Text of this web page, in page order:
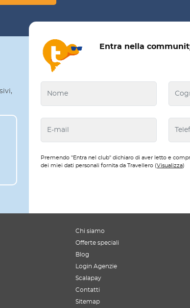
Entra nella
Premendo "Entra nel club" dichiaro di aver letto e
dei miei dati personali fornita da Travellero (Visualizza)
Chi siamo
Offerte speciali
Blog
Login Agenzie
Scalapay
Contatti
Sitemap